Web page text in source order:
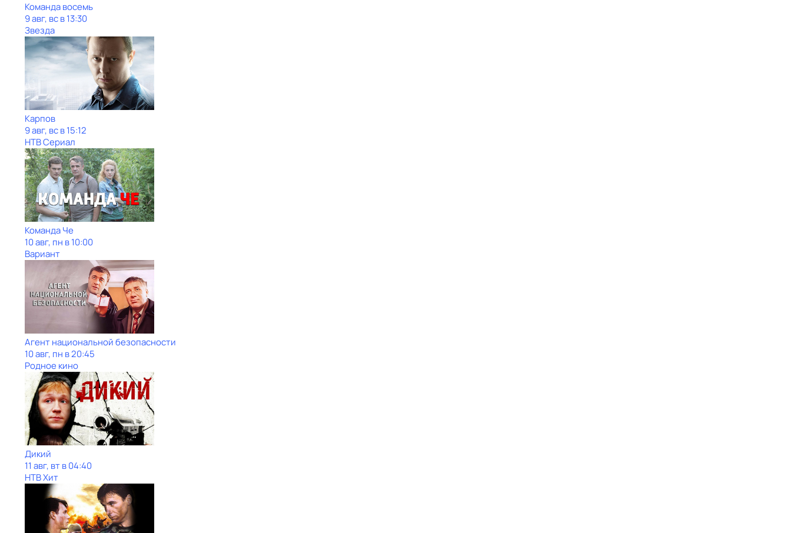
Команда восемь
9 авг, вс в 13:30
Звезда
Карпов
9 авг, вс в 15:12
НТВ Сериал
Команда Че
10 авг, пн в 10:00
Вариант
Агент национальной безопасности
10 авг, пн в 20:45
Родное кино
Дикий
11 авг, вт в 04:40
НТВ Хит